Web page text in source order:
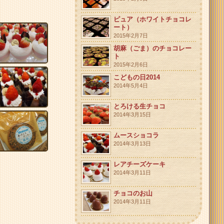
ピュア（ホワイトチョコレ
ート）
2015年2月7日
胡麻（ごま）のチョコレー
ト
2015年2月6日
こどもの日2014
2014年5月4日
とろける生チョコ
2014年3月15日
ムースショコラ
2014年3月13日
レアチーズケーキ
2014年3月11日
チョコのお山
2014年3月11日